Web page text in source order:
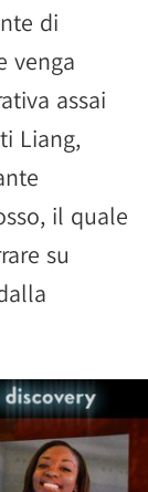
di
venga
assai
Liang,
il quale
su